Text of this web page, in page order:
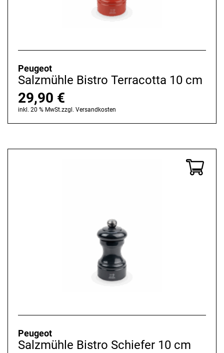
Peugeot
Salzmühle Bistro Terracotta 10 cm
29,90 €
inkl. 20 % MwSt.zzgl. Versandkosten
Peugeot
Salzmühle Bistro Schiefer 10 cm